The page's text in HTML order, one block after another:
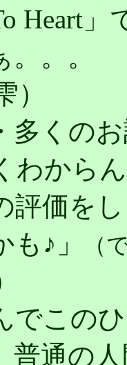
Heart
。。
）
多くの
わから
評価を
も♪」
（
でこの
普通の